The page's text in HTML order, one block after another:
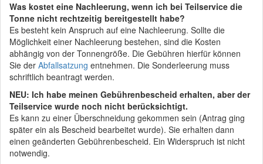
Was kostet eine Nachleerung, wenn ich bei Teilservice die
Tonne nicht rechtzeitig bereitgestellt habe?
Es besteht kein Anspruch auf eine Nachleerung. Sollte die
Möglichkeit einer Nachleerung bestehen, sind die Kosten
abhängig von der Tonnengröße. Die Gebühren hierfür können
Sie der Abfallsatzung entnehmen. Die Sonderleerung muss
schriftlich beantragt werden.
NEU: Ich habe meinen Gebührenbescheid erhalten, aber der
Teilservice wurde noch nicht berücksichtigt.
Es kann zu einer Überschneidung gekommen sein (Antrag ging
später ein als Bescheid bearbeitet wurde). Sie erhalten dann
einen geänderten Gebührenbescheid. Ein Widerspruch ist nicht
notwendig.